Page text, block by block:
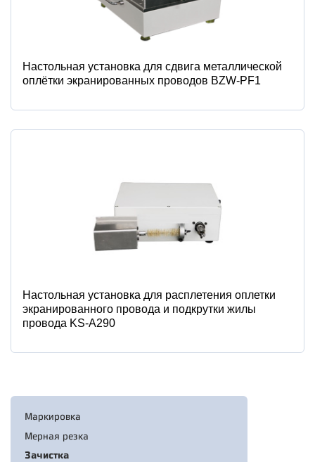
Настольная установка для сдвига металлической
оплётки экранированных проводов BZW-PF1
Настольная установка для расплетения оплетки
экранированного провода и подкрутки жилы
провода KS-A290
Маркировка
Мерная резка
Зачистка